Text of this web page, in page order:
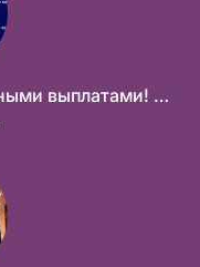
Стабильный доход с ежедневными выплатами! Без посредников